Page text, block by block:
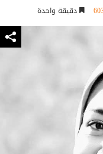
دقيقة واحدة